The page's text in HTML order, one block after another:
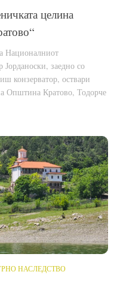
целина
Националниот
Јорданоски, заедно со
конзерватор, оствари
Општина Кратово, Тодорче
НАСЛЕДСТВО